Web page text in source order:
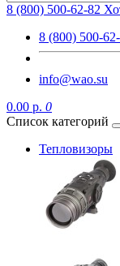
8 (800) 500-62-82
8 (800) 500-
info@wao.su
0.00 р. 0
Список категорий
Тепловизоры